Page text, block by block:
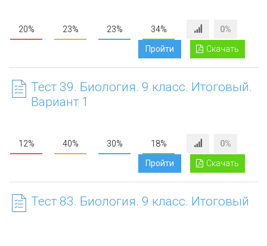
20% 23% 23% 34% 0%
Скачать
Пройти
Тест 39. Биология. 9 класс. Итоговый.
Вариант 1
12% 40% 30% 18% 0%
Скачать
Пройти
Тест 83. Биология. 9 класс. Итоговый